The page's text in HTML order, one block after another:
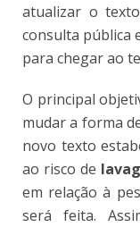
atualizar o
consulta pública
para chegar ao
O principal
mudar a forma
novo texto
ao risco de
em relação à
será feita.